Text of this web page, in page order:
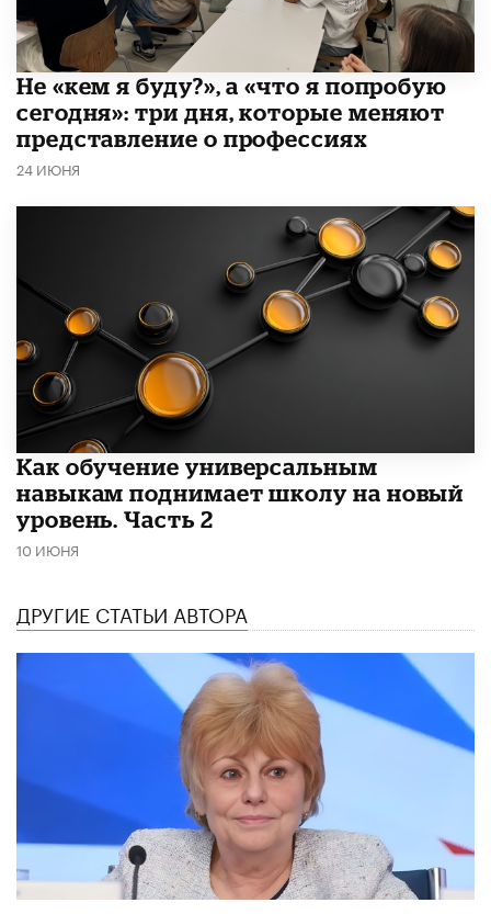
Не «кем я буду?», а «что я попробую
сегодня»: три дня, которые меняют
представление о профессиях
24 ИЮНЯ
​Как обучение универсальным
навыкам поднимает школу на новый
уровень. Часть 2
10 ИЮНЯ
ДРУГИЕ СТАТЬИ АВТОРА